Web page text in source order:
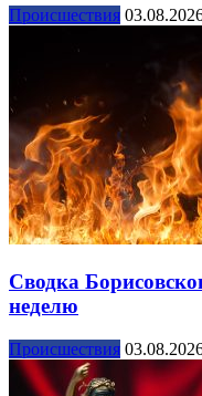
Происшествия
Сводка
неделю
Происшествия